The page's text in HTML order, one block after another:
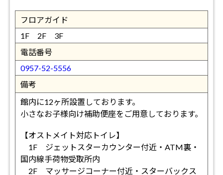
フロアガイド
1F 2F 3F
電話番号
0957-52-5556
備考
館内に12ヶ所設置しております。
小さなお子様向け補助便座をご用意しております。
【オストメイト対応トイレ】
1F ジェットスターカウンター付近・ATM裏・
国内線手荷物受取所内
2F マッサージコーナー付近・スターバックス